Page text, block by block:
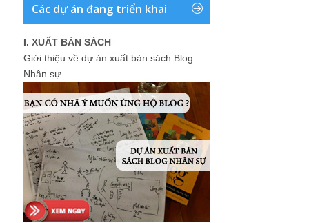
Các dự án đang triển khai
I. XUẤT BẢN SÁCH
Giới thiệu về dự án xuất bản sách Blog
Nhân sự